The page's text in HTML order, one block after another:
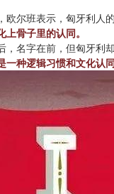
尔班表示，匈牙利
骨子里的认同。
名字在前，但匈牙利
种逻辑习惯和文化认同